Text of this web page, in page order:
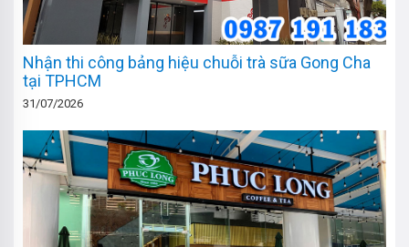
Nhận thi công bảng hiệu chuỗi trà sữa Gong Cha
tại TPHCM
31/07/2026